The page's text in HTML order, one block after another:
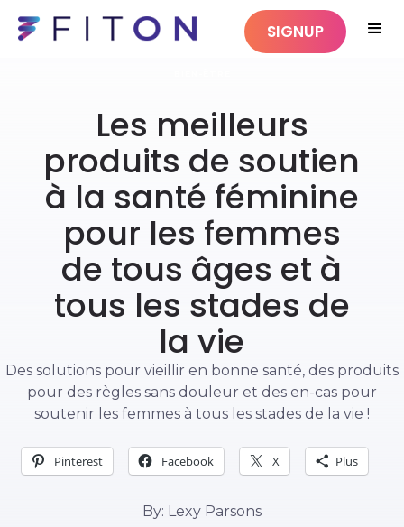
SIGNUP
Les meilleurs
produits de soutien
à la santé féminine
pour les femmes
de tous âges et à
tous les stades de
la vie
Des solutions pour vieillir en bonne santé, des produits
pour des règles sans douleur et des en-cas pour
soutenir les femmes à tous les stades de la vie !
Pinterest Facebook X Plus
By: Lexy Parsons